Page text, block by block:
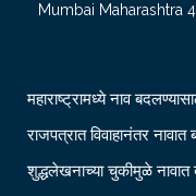
Mumbai Maharashtra
महाराष्ट्रामध्ये नाव
राजपत्रात विवाहानंतर
शुद्धलेखनाच्या चुकीमुळे